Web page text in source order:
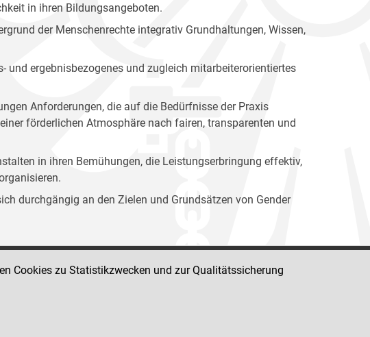
in ihren Bildungsangeboten.
der Menschenrechte integrativ Grundhaltungen, Wissen,
ergebnisbezogenes und zugleich mitarbeiterorientiertes
Anforderungen, die auf die Bedürfnisse der Praxis
förderlichen Atmosphäre nach fairen, transparenten und
in ihren Bemühungen, die Leistungserbringung effektiv,
durchgängig an den Zielen und Grundsätzen von Gender
Cookies zu Statistikzwecken und zur Qualitätssicherung